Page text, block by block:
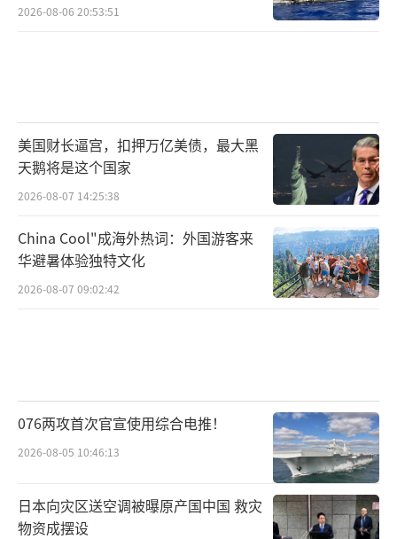
2026-08-06 20:53:51
美国财长逼宫，扣押万亿美债，最大黑
天鹅将是这个国家
2026-08-07 14:25:38
China Cool"成海外热词：外国游客来
华避暑体验独特文化
2026-08-07 09:02:42
076两攻首次官宣使用综合电推！
2026-08-05 10:46:13
日本向灾区送空调被曝原产国中国 救灾
物资成摆设